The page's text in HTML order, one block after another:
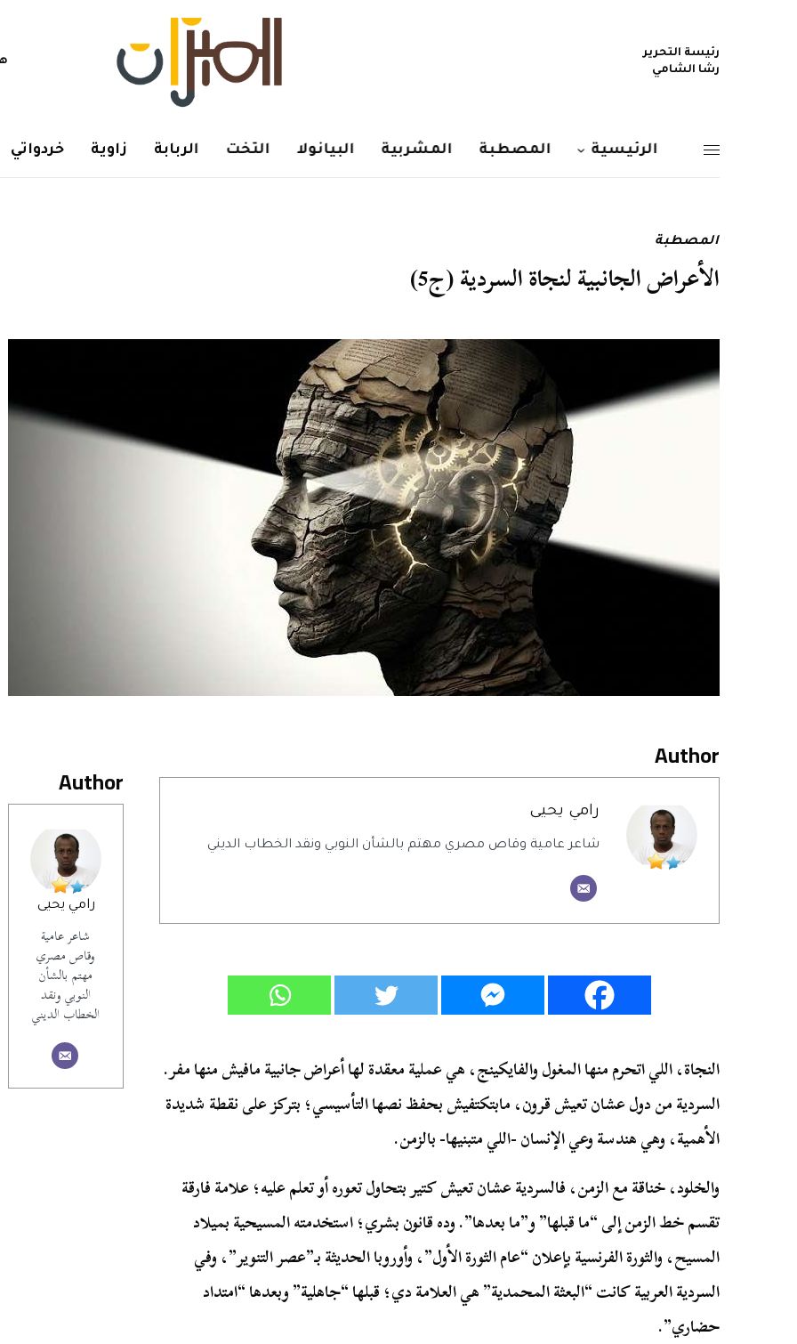
رئيسة التحرير
رشا الشامي
الرئيسية المصطبة المشربية البيانولا التخت الربابة زاوية خردواتي
المصطبة
الأعراض الجانبية لنجاة السردية (ج5)
Author
رامي يحيى
شاعر عامية
وقاص مصري
مهتم بالشأن
النوبي ونقد
الخطاب الديني
Author
رامي يحيى
شاعر عامية وقاص مصري مهتم بالشأن النوبي ونقد الخطاب الديني
النجاة، اللي اتحرم منها المغول والفايكينج، هي عملية معقدة لها أعراض جانبية مافيش منها مفر.
السردية من دول عشان تعيش قرون، مابتكتفيش بحفظ نصها التأسيسي؛ بتركز على نقطة شديدة
الأهمية، وهي هندسة وعي الإنسان -اللي متبنيها- بالزمن.
والخلود، خناقة مع الزمن، فالسردية عشان تعيش كتير بتحاول تعوره أو تعلم عليه؛ علامة فارقة
تقسم خط الزمن إلى “ما قبلها” و”ما بعدها”. وده قانون بشري؛ استخدمته المسيحية بميلاد
المسيح، والثورة الفرنسية بإعلان “عام الثورة الأول”، وأوروبا الحديثة بـ”عصر التنوير”، وفي
السردية العربية كانت “البعثة المحمدية” هي العلامة دي؛ قبلها “جاهلية” وبعدها “امتداد
حضاري”.